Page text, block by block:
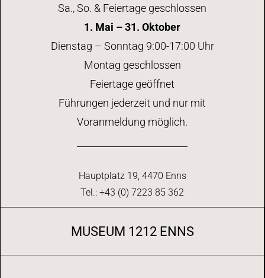
Sa., So. & Feiertage geschlossen
1. Mai – 31. Oktober
Dienstag – Sonntag 9:00-17:00 Uhr
Montag geschlossen
Feiertage geöffnet
Führungen jederzeit und nur mit
Voranmeldung möglich.
Hauptplatz 19, 4470 Enns
Tel.: +43 (0) 7223 85 362
MUSEUM 1212 ENNS